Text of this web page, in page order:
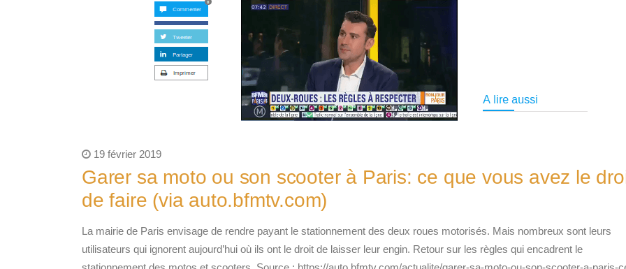
19 février 2019
Garer sa moto ou son scooter à Paris: ce que vous avez le
de faire (via auto.bfmtv.com)
La mairie de Paris envisage de rendre payant le stationnement des deux roues motorisés. Mais nombreux sont leurs
utilisateurs qui ignorent aujourd’hui où ils ont le droit de laisser leur engin. Retour sur les règles qui encadrent le